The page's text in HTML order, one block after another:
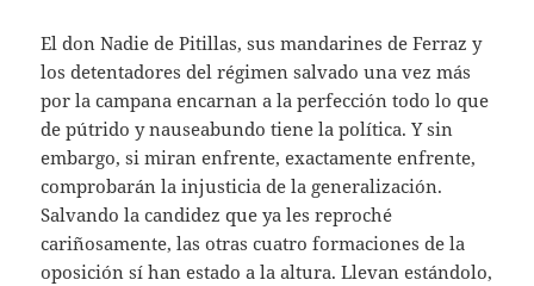
El don Nadie de Pitillas, sus mandarines de Ferraz y
los detentadores del régimen salvado una vez más
por la campana encarnan a la perfección todo lo que
de pútrido y nauseabundo tiene la política. Y sin
embargo, si miran enfrente, exactamente enfrente,
comprobarán la injusticia de la generalización.
Salvando la candidez que ya les reproché
cariñosamente, las otras cuatro formaciones de la
oposición sí han estado a la altura. Llevan estándolo,